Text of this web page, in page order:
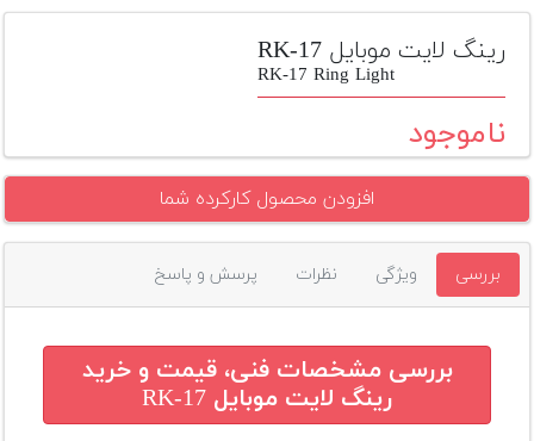
تجهیزات
مکث
پلاس
افزودن
محصول
دوم
لیست
قیمت
رینگ لایت موبایل RK-17
RK-17 Ring Light
ناموجود
افزودن محصول کارکرده شما
بررسی ویژگی نظرات پرسش و پاسخ
بررسی مشخصات فنی، قیمت و خرید
رینگ لایت موبایل RK-17